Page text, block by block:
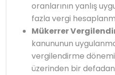
oranlarının yanlış
fazla vergi
Mükerrer
kanununun
vergilendirme
üzerinden bir